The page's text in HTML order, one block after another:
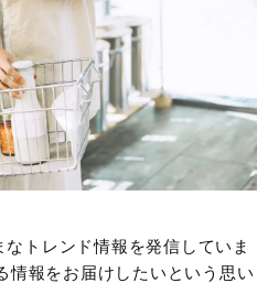
トレンド情報を発信していま
情報をお届けしたいという思い